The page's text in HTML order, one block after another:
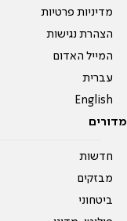
מדיניות פרטיות
הצהרת נגישות
המייל האדום
עברית
English
מדורים
חדשות
מבזקים
ביטחוני